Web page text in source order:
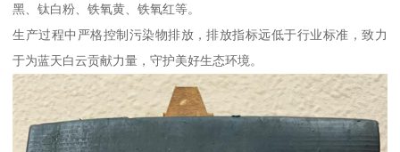
黑、钛白粉、铁氧黄、铁氧红等。
生产过程中严格控制污染物排放，排放指标远低于行业标准，致力
于为蓝天白云贡献力量，守护美好生态环境。